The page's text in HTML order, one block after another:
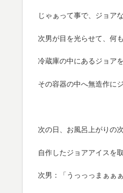
じゃぁって事で、ジョア
次男が目を光らせて、何
冷蔵庫の中にあるジョア
その容器の中へ無造作に
次の日、お風呂上がりの
自作したジョアアイスを
次男：「うっっっまぁぁぁ